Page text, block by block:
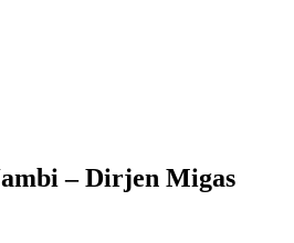
– Dirjen Migas